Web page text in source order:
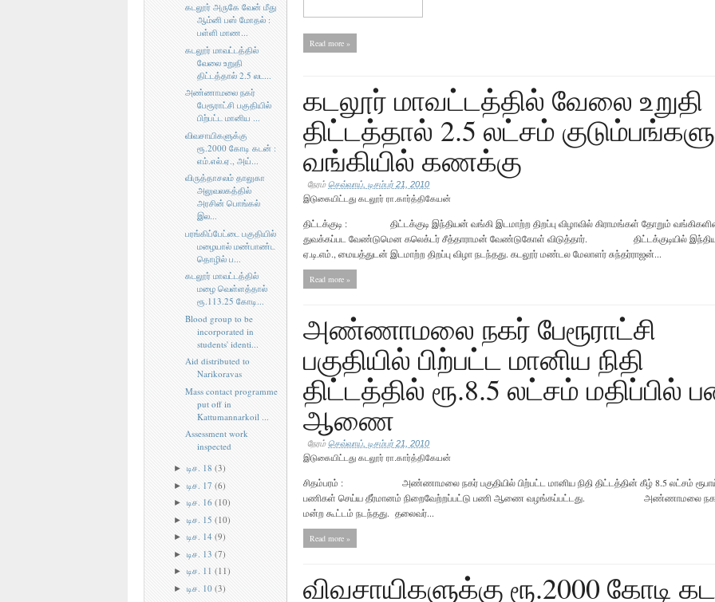
கடலூர் அருகே வேன் மீது
ஆம்னி பஸ் மோதல் :
பள்ளி மாண...
கடலூர் மாவட்டத்தில்
வேலை உறுதி
திட்டத்தால் 2.5 லட...
அண்ணாமலை நகர்
பேரூராட்சி பகுதியில்
பிற்பட்ட மானிய ...
விவசாயிகளுக்கு
ரூ.2000 கோடி கடன் :
எம்.எல்.ஏ., அய்...
விருத்தாசலம் தாலுகா
அலுவலகத்தில்
அரசின் பொங்கல்
இல...
பரங்கிப்பேட்டை பகுதியில்
மழையால் மண்பாண்ட
தொழில் ப...
கடலூர் மாவட்டத்தில்
மழை வெள்ளத்தால்
ரூ.113.25 கோடி...
Blood group to be
incorporated in
students' identi...
Aid distributed to
Narikoravas
Mass contact programme
put off in
Kattumannarkoil ...
Assessment work
inspected
►டிச. 18 (3)
►டிச. 17 (6)
►டிச. 16 (10)
►டிச. 15 (10)
►டிச. 14 (9)
►டிச. 13 (7)
►டிச. 11 (11)
►டிச. 10 (3)
Read more »
கடலூர் மாவட்டத்தில் வேலை உறுதி
திட்டத்தால் 2.5 லட்சம்
வங்கியில் கணக்கு
நேரம்செவ்வாய், டிசம்பர் 21, 2010
இடுகையிட்டது கடலூர் ரா.கார்த்திகேயன்
திட்டக்குடி : திட்டக்குடி இந்தியன் வங்கி இடமாற்ற திறப்பு விழாவில் கிராமங்கள் தோறும்
துவக்கப்பட வேண்டுமென கலெக்டர் சீத்தாராமன் வேண்டுகோள் விடுத்தார். திட்டக்குடியில்
ஏ.டி.எம்., மையத்துடன் இடமாற்ற திறப்பு விழா நடந்தது. கடலூர் மண்டல மேலாளர் சுந்தர்ராஜன்...
Read more »
அண்ணாமலை நகர் பேரூராட்சி
பகுதியில் பிற்பட்ட மானிய நிதி
திட்டத்தில் ரூ.8.5 லட்சம் மதிப்பில்
ஆணை
நேரம்செவ்வாய், டிசம்பர் 21, 2010
இடுகையிட்டது கடலூர் ரா.கார்த்திகேயன்
சிதம்பரம் : அண்ணாமலை நகர் பகுதியில் பிற்பட்ட மானிய நிதி திட்டத்தின் கீழ் 8.5 லட்சம் ரூபாய்
பணிகள் செய்ய தீர்மானம் நிறைவேற்றப்பட்டு பணி ஆணை வழங்கப்பட்டது. அண்ணாமலை நகர்
மன்ற கூட்டம் நடந்தது. தலைவர்...
Read more »
விவசாயிகளுக்கு ரூ.2000 கோடி